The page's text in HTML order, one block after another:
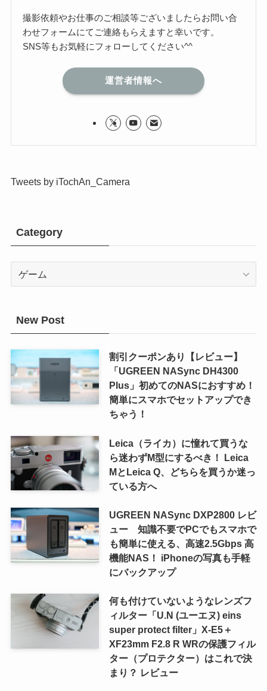
撮影依頼やお仕事のご相談等ございましたらお問い合
わせフォームにてご連絡もらえますと幸いです。
SNS等もお気軽にフォローしてください^^
運営者情報へ
Tweets by iTochAn_Camera
Category
Category
New Post
割引クーポンあり【レビュー】
「UGREEN NASync DH4300
Plus」初めてのNASにおすすめ！
簡単にスマホでセットアップでき
ちゃう！
Leica（ライカ）に憧れて買うな
ら迷わずM型にするべき！ Leica
MとLeica Q、どちらを買うか迷っ
ている方へ
UGREEN NASync DXP2800 レビ
ュー 知識不要でPCでもスマホで
も簡単に使える、高速2.5Gbps 高
機能NAS！ iPhoneの写真も手軽
にバックアップ
何も付けていないようなレンズフ
ィルター「U.N (ユーエヌ) eins
super protect filter」X-E5＋
XF23mm F2.8 R WRの保護フィル
ター（プロテクター）はこれで決
まり？ レビュー